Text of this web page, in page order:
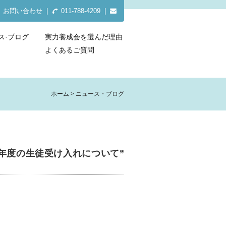
お問い合わせ 011-788-4209 |
·ブログ
実力養成会を選んだ理由
よくあるご質問
ホーム ニュース・ブログ
の生徒受け入れについて”